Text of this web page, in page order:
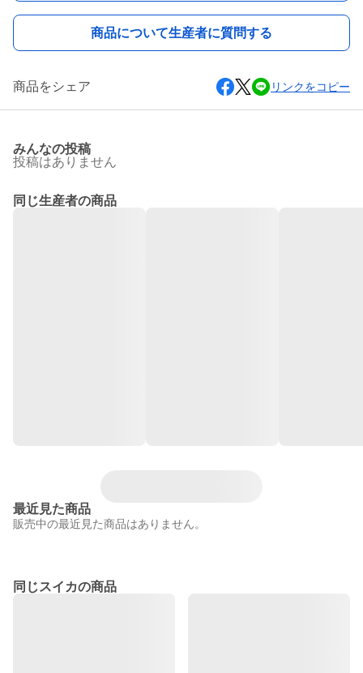
商品について生産者に質問する
商品をシェア リンクをコピー
みんなの投稿
投稿はありません
同じ生産者の商品
最近見た商品
販売中の最近見た商品はありません。
同じスイカの商品